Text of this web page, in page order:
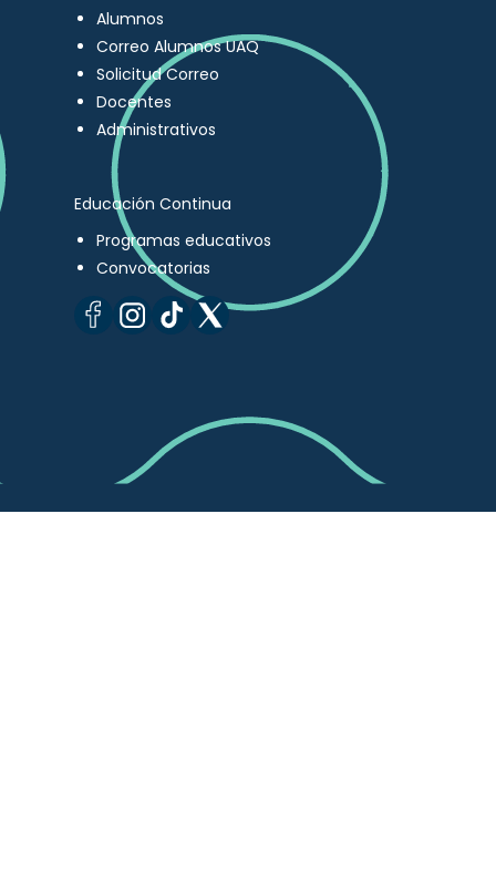
Alumnos
Correo Alumnos UAQ
Solicitud Correo
Docentes
Administrativos
Educación Continua
Programas educativos
Convocatorias